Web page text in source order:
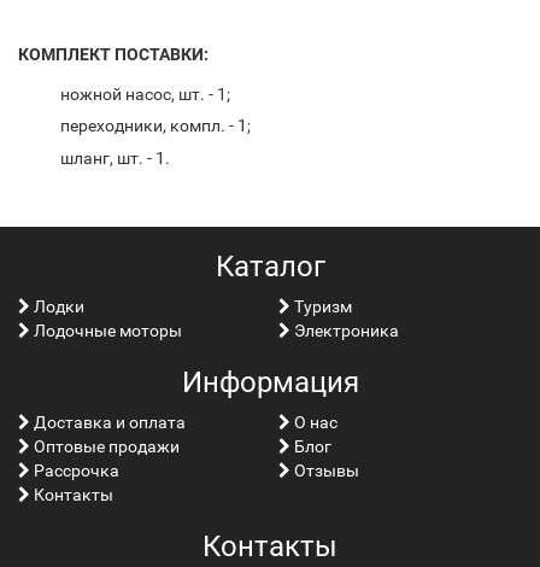
КОМПЛЕКТ ПОСТАВКИ:
ножной насос, шт. - 1;
переходники, компл. - 1;
шланг, шт. - 1.
Каталог
Лoдки
Лодочные моторы
Туризм
Электроника
Информация
Доставка и оплата
Оптовые продажи
Рассрочка
Контакты
О нас
Блог
Отзывы
Контакты